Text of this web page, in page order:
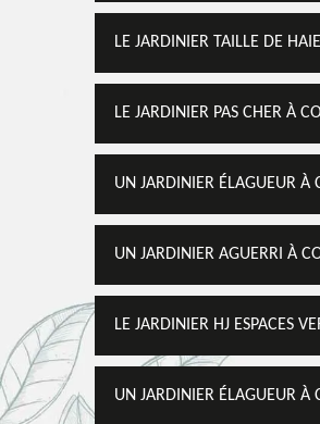
LE JARDINIER TAILLE DE
LE JARDINIER PAS CHER À
UN JARDINIER ÉLAGUEUR À
UN JARDINIER AGUERRI À
LE JARDINIER HJ ESPACES
UN JARDINIER ÉLAGUEUR À